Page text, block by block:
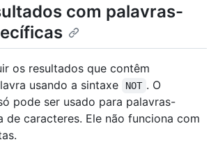
com palavras-
os resultados que contêm
usando a sintaxe
NOT . O
pode ser usado para palavras-
de caracteres. Ele não funciona com